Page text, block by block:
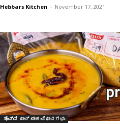
Hebbars Kitchen - November 17, 2021
ತೊವ್ವೆ ದಾಲ್ ಪಾಕವಿಧಾನಗಳು